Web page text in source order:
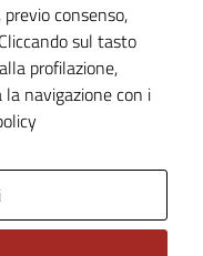
consenso,
sul tasto
profilazione,
navigazione con i